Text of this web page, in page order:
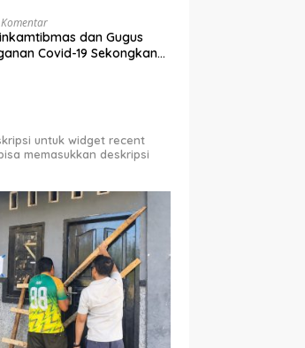
dan Gugus
Covid-19 Sekongkang
untuk widget recent
memasukkan deskripsi